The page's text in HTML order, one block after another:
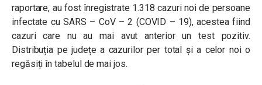
raportare, au fost înregistrate 1.318 cazuri noi de persoane
infectate cu SARS – CoV – 2 (COVID – 19), acestea fiind
cazuri care nu au mai avut anterior un test pozitiv.
Distribuția pe județe a cazurilor per total și a celor noi o
regăsiți în tabelul de mai jos.